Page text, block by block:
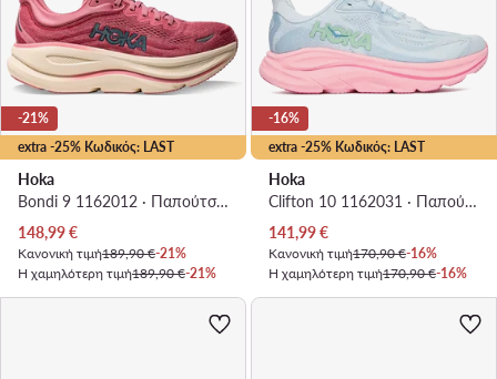
extra -25% Κωδικός: LAST
-21%
Hoka
Bondi 9 1162012 · Παπούτσια για Τρέξιμο
Τρέχουσα τιμή
148,99€
Κανονική τιμή189,90 €-21%
Η χαμηλότερη τιμή189,90 €-21%
extra -25% Κωδικός: LAST
-16%
Hoka
Clifton 10 1162031 · Παπούτσια για Τρέξιμο
Τρέχουσα τιμή
141,99€
Κανονική τιμή170,90 €-16%
Η χαμηλότερη τιμή170,90 €-16%